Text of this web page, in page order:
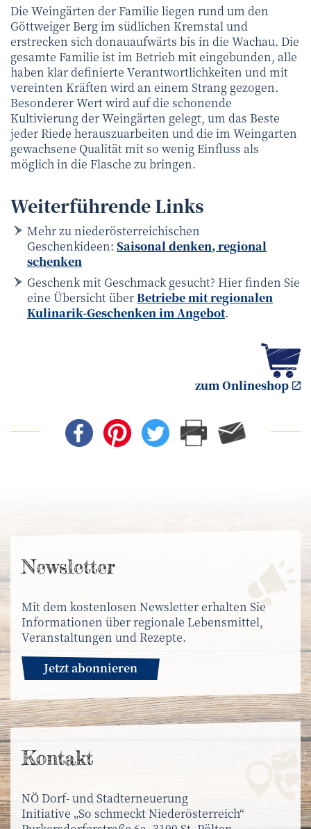
Die Weingärten der Familie liegen rund um den
Göttweiger Berg im südlichen Kremstal und
erstrecken sich donauaufwärts bis in die Wachau. Die
gesamte Familie ist im Betrieb mit eingebunden, alle
haben klar definierte Verantwortlichkeiten und mit
vereinten Kräften wird an einem Strang gezogen.
Besonderer Wert wird auf die schonende
Kultivierung der Weingärten gelegt, um das Beste
jeder Riede herauszuarbeiten und die im Weingarten
gewachsene Qualität mit so wenig Einfluss als
möglich in die Flasche zu bringen.
Weiterführende Links
Mehr zu niederösterreichischen
Geschenkideen: Saisonal denken, regional
schenken
Geschenk mit Geschmack gesucht? Hier finden Sie
eine Übersicht überBetriebe mit regionalen
Kulinarik-Geschenken im Angebot.
zum Onlineshop
News­letter
Mit dem kostenlosen Newsletter erhalten Sie
Informationen über regionale Lebensmittel,
Veranstaltungen und Rezepte.
Jetzt abonnieren
Kontakt
NÖ Dorf- und Stadterneuerung
Initiative „So schmeckt Niederösterreich“